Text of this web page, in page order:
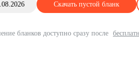
Скачать пустой бланк
бланков доступно сразу после